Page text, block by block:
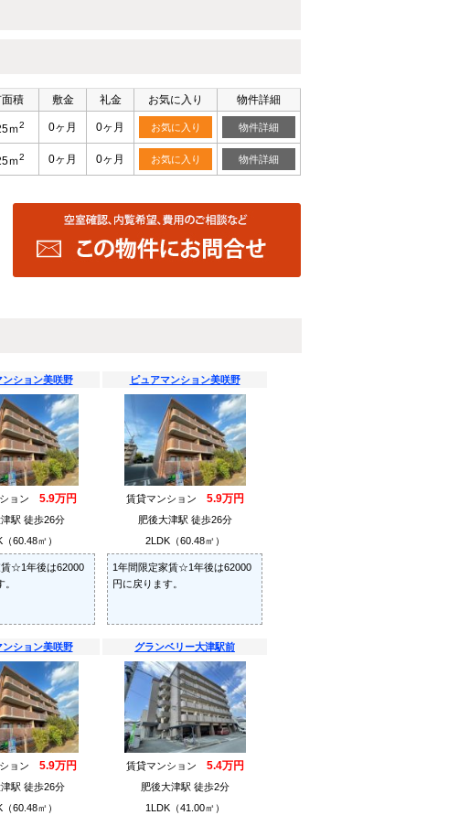
積 敷金 礼金 お気に入り 物件詳細
ｍ2 0ヶ月 0ヶ月 お気に入り 物件詳細
ｍ2 0ヶ月 0ヶ月 お気に入り 物件詳細
ンション美咲野
ョン 5.9万円
駅 徒歩26分
60.48㎡）
賃☆1年後は62000
ピュアマンション美咲野
賃貸マンション 5.9万円
肥後大津駅 徒歩26分
2LDK（60.48㎡）
1年間限定家賃☆1年後は62000
円に戻ります。
ンション美咲野
ョン 5.9万円
駅 徒歩26分
60.48㎡）
グランベリー大津駅前
賃貸マンション 5.4万円
肥後大津駅 徒歩2分
1LDK（41.00㎡）